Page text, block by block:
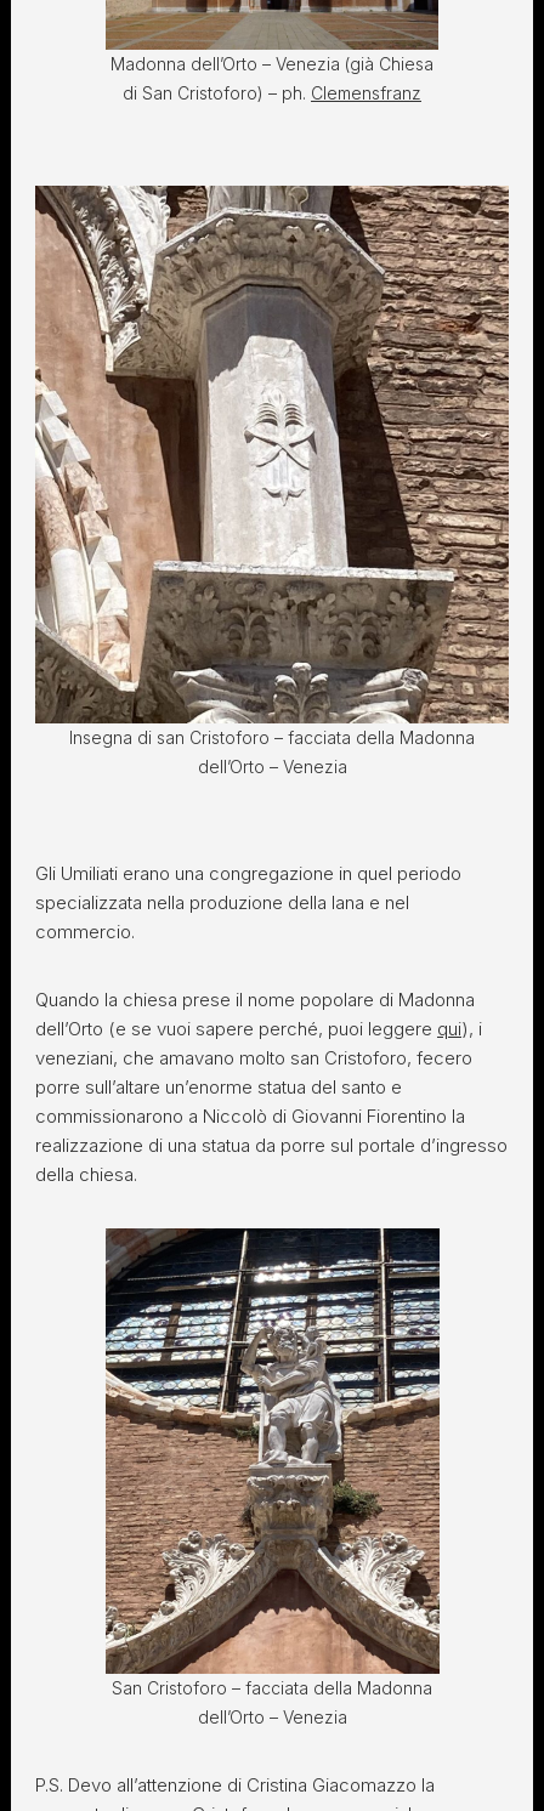
Madonna dell’Orto – Venezia (già Chiesa
di San Cristoforo) – ph. Clemensfranz
Insegna di san Cristoforo – facciata della Madonna
dell’Orto – Venezia
Gli Umiliati erano una congregazione in quel periodo
specializzata nella produzione della lana e nel
commercio.
Quando la chiesa prese il nome popolare di Madonna
dell’Orto (e se vuoi sapere perché, puoi leggere qui), i
veneziani, che amavano molto san Cristoforo, fecero
porre sull’altare un’enorme statua del santo e
commissionarono a Niccolò di Giovanni Fiorentino la
realizzazione di una statua da porre sul portale d’ingresso
della chiesa.
San Cristoforo – facciata della Madonna
dell’Orto – Venezia
P.S. Devo all’attenzione di Cristina Giacomazzo la